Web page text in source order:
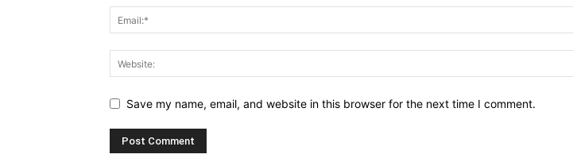
Save my name, email, and website in this browser for the next time I comment.